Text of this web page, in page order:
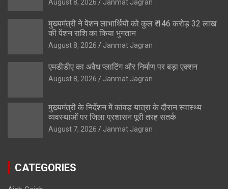
August 8, 2026 Janmat Jagran
मुख्यमंत्री ने पेंशन लाभार्थियों को कुल ₹ 146 करोड़ 32 लाख
की पेंशन राशि का किया भुगतान
August 8, 2026 Janmat Jagran
एमडीडीए का अवैध प्लाटिंग और निर्माण पर बड़ा एक्शन
August 8, 2026 Janmat Jagran
मुख्यमंत्री के निर्देशन में कांवड़ यात्रा के दौरान स्वास्थ्य
व्यवस्थाओं पर जिला प्रशासन पूरी तरह सतर्क
August 7, 2026 Janmat Jagran
CATEGORIES